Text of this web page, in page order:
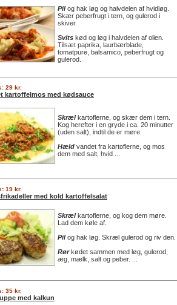
Pilog hak løg og halvdelen af hvidløg.
Skær peberfrugt i tern, og gulerod i
skiver.
Svits kød og løg i halvdelen af olien.
Tilsæt paprika, laurbærblade,
tomatpure, balsamico, peberfrugt og
gulerod.
29 kr.
kartoffelmos med kødsauce
Skrælkartoflerne, og skær dem i tern.
Kog herefter i en gryde i ca. 20 minutter
(uden salt), indtil de er møre.
Hæld vandet fra kartoflerne, og mos
dem med salt, hvid ...
19 kr.
med kold kartoffelsalat
Skrælkartoflerne, og kog dem møre.
Lad dem køle af.
Pilog hak løg. Skræl gulerod og riv den.
Rørkødet sammen med løg, gulerod,
æg, mælk, salt og peber. ...
35 kr.
med kalkun